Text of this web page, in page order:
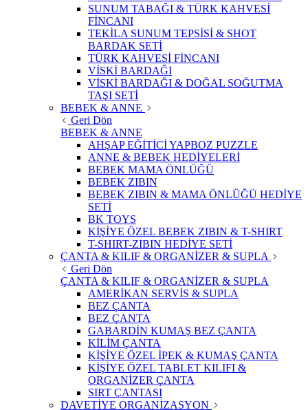
SUNUM TABAĞI & TÜRK KAHVESİ
FİNCANI
TEKİLA SUNUM TEPSİSİ & SHOT
BARDAK SETİ
TÜRK KAHVESİ FİNCANI
VİSKİ BARDAĞI
VİSKİ BARDAĞI & DOĞAL SOĞUTMA
TAŞI SETİ
BEBEK & ANNE
Geri Dön
BEBEK & ANNE
AHŞAP EĞİTİCİ YAPBOZ PUZZLE
ANNE & BEBEK HEDİYELERİ
BEBEK MAMA ÖNLÜĞÜ
BEBEK ZIBIN
BEBEK ZIBIN & MAMA ÖNLÜĞÜ HEDİYE
SETİ
BK TOYS
KİŞİYE ÖZEL BEBEK ZIBIN & T-SHIRT
T-SHIRT-ZIBIN HEDİYE SETİ
ÇANTA & KILIF & ORGANİZER & SUPLA
Geri Dön
ÇANTA & KILIF & ORGANİZER & SUPLA
AMERİKAN SERVİS & SUPLA
BEZ ÇANTA
BEZ ÇANTA
GABARDİN KUMAŞ BEZ ÇANTA
KİLİM ÇANTA
KİŞİYE ÖZEL İPEK & KUMAŞ ÇANTA
KİŞİYE ÖZEL TABLET KILIFI &
ORGANİZER ÇANTA
SIRT ÇANTASI
DAVETİYE ORGANİZASYON